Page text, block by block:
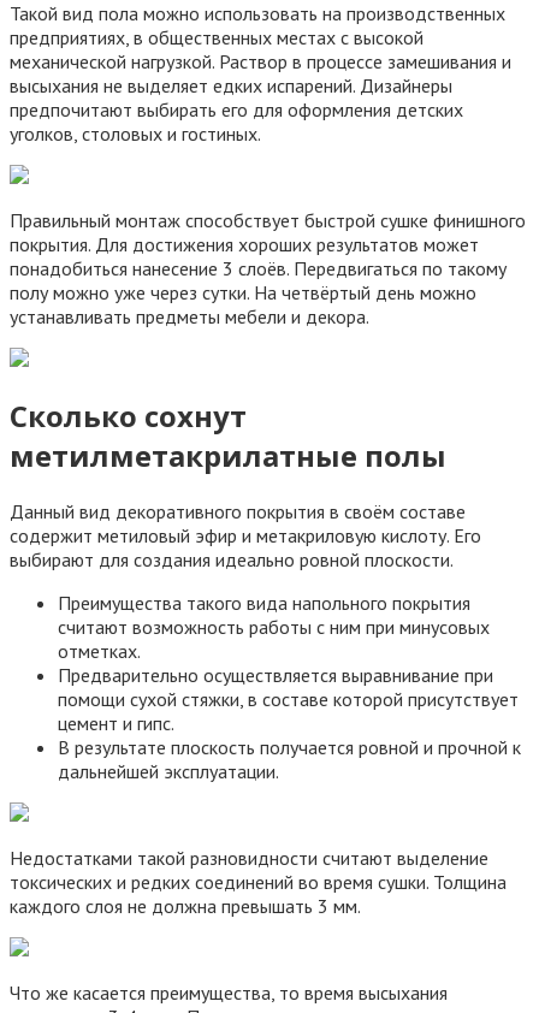
Такой вид пола можно использовать на производственных
предприятиях, в общественных местах с высокой
механической нагрузкой. Раствор в процессе замешивания и
высыхания не выделяет едких испарений. Дизайнеры
предпочитают выбирать его для оформления детских
уголков, столовых и гостиных.
Правильный монтаж способствует быстрой сушке финишного
покрытия. Для достижения хороших результатов может
понадобиться нанесение 3 слоёв. Передвигаться по такому
полу можно уже через сутки. На четвёртый день можно
устанавливать предметы мебели и декора.
Сколько сохнут
метилметакрилатные полы
Данный вид декоративного покрытия в своём составе
содержит метиловый эфир и метакриловую кислоту. Его
выбирают для создания идеально ровной плоскости.
Преимущества такого вида напольного покрытия
считают возможность работы с ним при минусовых
отметках.
Предварительно осуществляется выравнивание при
помощи сухой стяжки, в составе которой присутствует
цемент и гипс.
В результате плоскость получается ровной и прочной к
дальнейшей эксплуатации.
Недостатками такой разновидности считают выделение
токсических и редких соединений во время сушки. Толщина
каждого слоя не должна превышать 3 мм.
Что же касается преимущества, то время высыхания